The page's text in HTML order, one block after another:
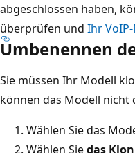
abgeschlossen haben,
überprüfen und Ihr
Umbenennen
Sie müssen Ihr Modell
können das Modell nicht
Wählen Sie das
Wählen Siedas